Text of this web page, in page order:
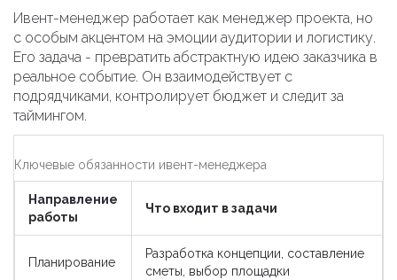
Ивент-менеджер работает как менеджер проекта, но
с особым акцентом на эмоции аудитории и логистику.
Его задача - превратить абстрактную идею заказчика в
реальное событие. Он взаимодействует с
подрядчиками, контролирует бюджет и следит за
таймингом.
Ключевые обязанности ивент-менеджера
Направление
работы
Что входит в задачи
Планирование
Разработка концепции, составление
сметы, выбор площадки